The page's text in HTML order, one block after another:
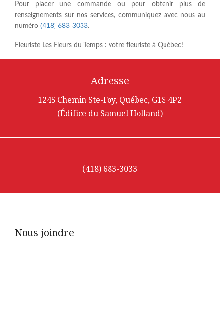
Pour placer une commande ou pour obtenir plus de
renseignements sur nos services, communiquez avec nous au
numéro (418) 683-3033.
Fleuriste Les Fleurs du Temps : votre fleuriste à Québec!
Adresse
1245 Chemin Ste-Foy, Québec, G1S 4P2
(Édifice du Samuel Holland)
(418) 683-3033
Nous joindre